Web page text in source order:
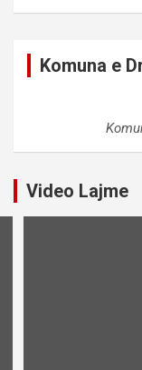
Komuna e
Video Lajme